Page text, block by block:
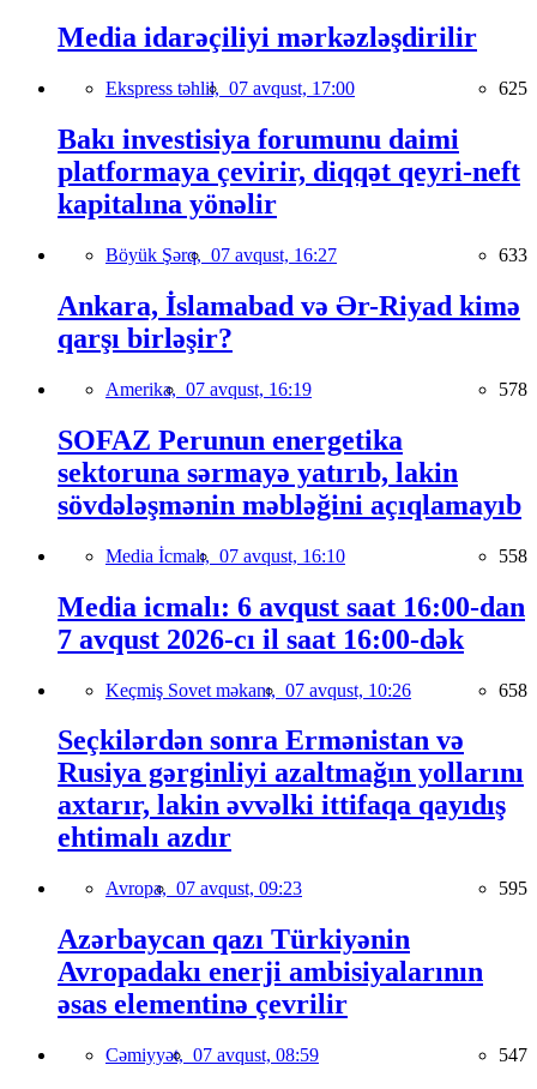
Media idarəçiliyi mərkəzləşdirilir
Ekspress təhlil, 07 avqust, 17:00 625
Bakı investisiya forumunu daimi
platformaya çevirir, diqqət qeyri-neft
kapitalına yönəlir
Böyük Şərq, 07 avqust, 16:27 633
Ankara, İslamabad və Ər-Riyad kimə
qarşı birləşir?
Amerika, 07 avqust, 16:19 578
SOFAZ Perunun energetika
sektoruna sərmayə yatırıb, lakin
sövdələşmənin məbləğini açıqlamayıb
Media İcmalı, 07 avqust, 16:10 558
Media icmalı: 6 avqust saat 16:00-dan
7 avqust 2026-cı il saat 16:00-dək
Keçmiş Sovet məkanı, 07 avqust, 10:26 658
Seçkilərdən sonra Ermənistan və
Rusiya gərginliyi azaltmağın yollarını
axtarır, lakin əvvəlki ittifaqa qayıdış
ehtimalı azdır
Avropa, 07 avqust, 09:23 595
Azərbaycan qazı Türkiyənin
Avropadakı enerji ambisiyalarının
əsas elementinə çevrilir
Cəmiyyət, 07 avqust, 08:59 547